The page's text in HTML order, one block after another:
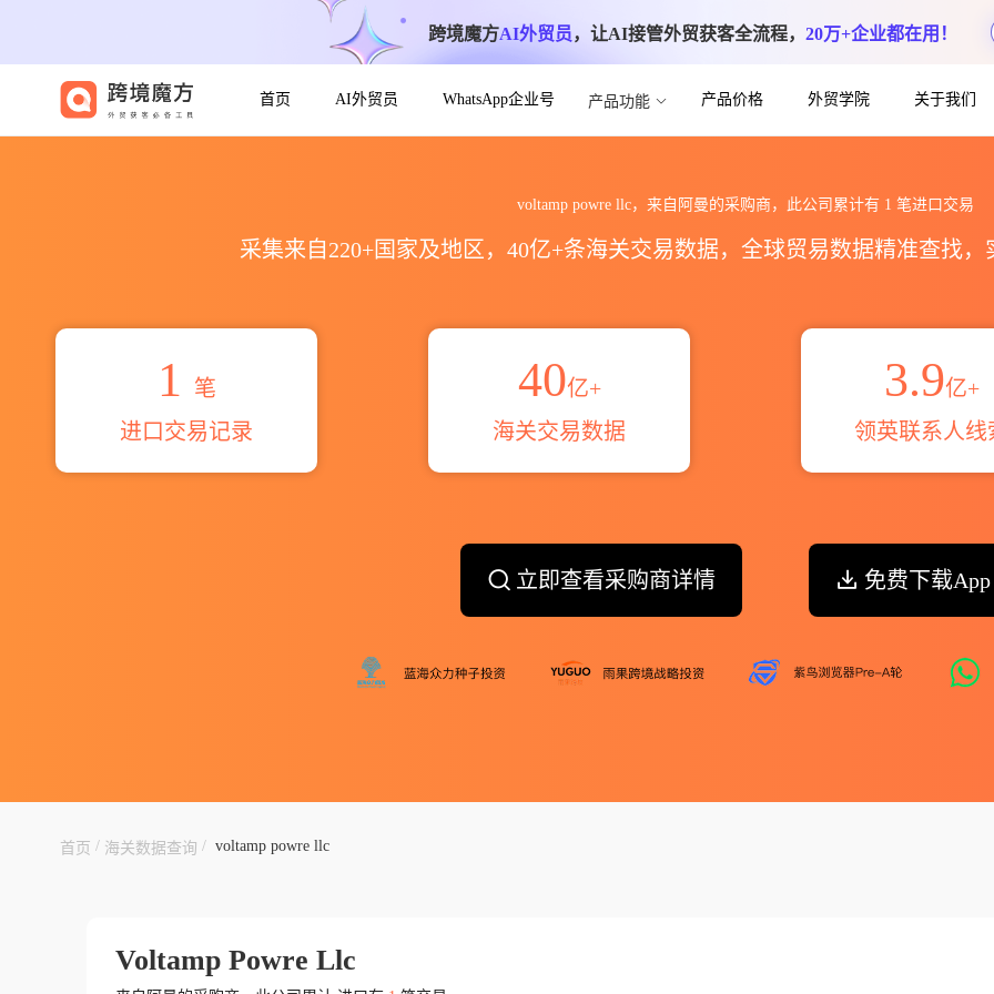
跨境魔方AI外贸员，让AI接管外贸获客全流程， 20万+企业都在用！
首页 AI外贸员 WhatsApp企业号 产品功能 产品价格 外贸学院 关于我们
voltamp powre llc，来自阿曼的采购商，此公司累计有 1 笔进口交易
采集来自220+国家及地区，40亿+条海关交易数据，全球贸易数据精准查找
1
笔
进口交易记录
40亿+
海关交易数据
3.9亿+
领英联系人线
立即查看采购商详情 免费下载App
首页 / 海关数据查询 / voltamp powre llc
Voltamp Powre Llc